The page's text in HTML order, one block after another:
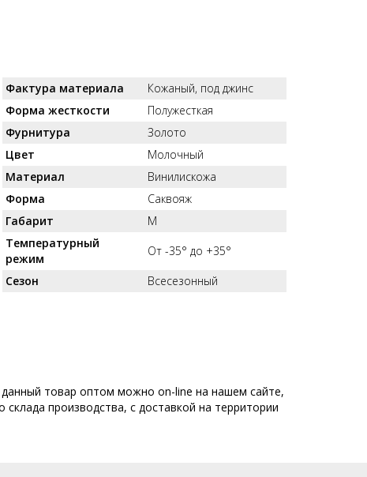
Фактура материала
Кожаный, под джинс
Форма жесткости
Полужесткая
Фурнитура
Золото
Цвет
Молочный
Материал
Винилискожа
Форма
Саквояж
Габарит
M
Температурный
режим
От -35° до +35°
Сезон
Всесезонный
товар оптом можно on-line на нашем сайте,
производства, с доставкой на территории